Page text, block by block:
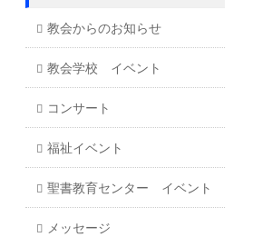
教会からのお知らせ
教会学校 イベント
コンサート
福祉イベント
聖書教育センター イベント
メッセージ